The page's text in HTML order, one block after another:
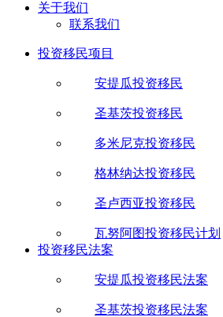
关于我们
联系我们
投资移民项目
安提瓜投资移民
圣基茨投资移民
多米尼克投资移民
格林纳达投资移民
圣卢西亚投资移民
瓦努阿图投资移民计划
投资移民法案
安提瓜投资移民法案
圣基茨投资移民法案